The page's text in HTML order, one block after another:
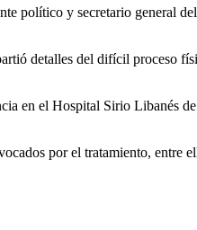
político y secretario general
detalles del difícil proceso
en el Hospital Sirio Libanés
por el tratamiento, entre